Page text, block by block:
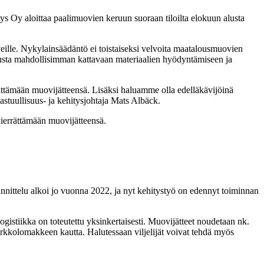
Oy aloittaa paalimuovien keruun suoraan tiloilta elokuun alusta
Nykylainsäädäntö ei toistaiseksi velvoita maatalousmuovien
mahdollisimman kattavaan materiaalien hyödyntämiseen ja
muovijätteensä. Lisäksi haluamme olla edelläkävijöinä
ja kehitysjohtaja Mats Albäck.
muovijätteensä.
alkoi jo vuonna 2022, ja nyt kehitystyö on edennyt toiminnan
on toteutettu yksinkertaisesti. Muovijätteet noudetaan nk.
kautta. Halutessaan viljelijät voivat tehdä myös